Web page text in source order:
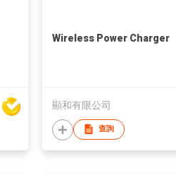
Wireless Power Charger
顯和有限公司
查詢